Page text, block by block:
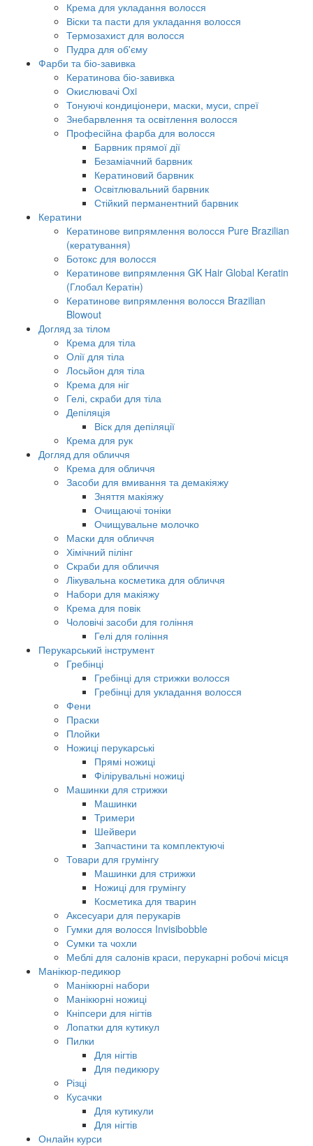
Крема для укладання волосся
Віски та пасти для укладання волосся
Термозахист для волосся
Пудра для об'єму
Фарби та біо-завивка
Кератинова біо-завивка
Окислювачі Oxi
Тонуючі кондиціонери, маски, муси, спреї
Знебарвлення та освітлення волосся
Професійна фарба для волосся
Барвник прямої дії
Безаміачний барвник
Кератиновий барвник
Освітлювальний барвник
Стійкий перманентний барвник
Кератини
Кератинове випрямлення волосся Pure Brazilian
(кератування)
Ботокс для волосся
Кератинове випрямлення GK Hair Global Keratin
(Глобал Кератін)
Кератинове випрямлення волосся Brazilian
Blowout
Догляд за тілом
Крема для тіла
Олії для тіла
Лосьйон для тіла
Крема для ніг
Гелі, скраби для тіла
Депіляція
Віск для депіляції
Крема для рук
Догляд для обличчя
Крема для обличчя
Засоби для вмивання та демакіяжу
Зняття макіяжу
Очищаючі тоніки
Очищувальне молочко
Маски для обличчя
Хімічний пілінг
Скраби для обличчя
Лікувальна косметика для обличчя
Набори для макіяжу
Крема для повік
Чоловічі засоби для гоління
Гелі для гоління
Перукарський інструмент
Гребінці
Гребінці для стрижки волосся
Гребінці для укладання волосся
Фени
Праски
Плойки
Ножиці перукарські
Прямі ножиці
Філірувальні ножиці
Машинки для стрижки
Машинки
Тримери
Шейвери
Запчастини та комплектуючі
Товари для грумінгу
Машинки для стрижки
Ножиці для грумінгу
Косметика для тварин
Аксесуари для перукарів
Гумки для волосся Invisibobble
Сумки та чохли
Меблі для салонів краси, перукарні робочі місця
Манікюр-педикюр
Манікюрні набори
Манікюрні ножиці
Кніпсери для нігтів
Лопатки для кутикул
Пилки
Для нігтів
Для педикюру
Різці
Кусачки
Для кутикули
Для нігтів
Онлайн курси